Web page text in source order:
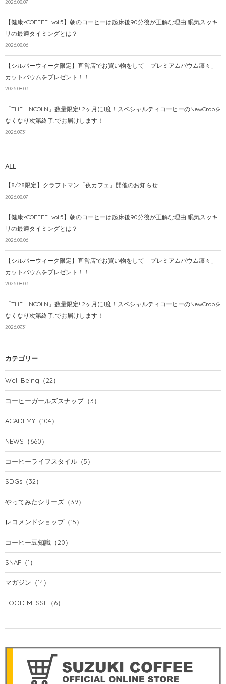
2026.08.07
【健康×COFFEE_vol.5】朝のコーヒーは起床後90分後が正解な理由 眠気スッキ
リの最適タイミングとは？
2026.08.06
【シルバーウィーク限定】直営店でお買い物をして「プレミアムバウム凛々」
カットバウムをプレゼント！！
2026.08.03
「THE LINCOLN」数量限定!!2ヶ月に1度！スペシャルティコーヒーのNewCropを
なくなり次第終了!でお届けします！
2026.07.31
ALL
【8/28限定】クラフトマン「夜カフェ」開催のお知らせ
2026.08.07
【健康×COFFEE_vol.5】朝のコーヒーは起床後90分後が正解な理由 眠気スッキ
リの最適タイミングとは？
2026.08.06
【シルバーウィーク限定】直営店でお買い物をして「プレミアムバウム凛々」
カットバウムをプレゼント！！
2026.08.03
「THE LINCOLN」数量限定!!2ヶ月に1度！スペシャルティコーヒーのNewCropを
なくなり次第終了!でお届けします！
2026.07.31
カテゴリー
Well Being （22）
コーヒーガールズスナップ（3）
ACADEMY （104）
NEWS （660）
コーヒーライフスタイル （5）
SDGs （32）
やってみたシリーズ （39）
レコメンドショップ（15）
コーヒー豆知識 （20）
SNAP （1）
マガジン （14）
FOOD MESSE （6）